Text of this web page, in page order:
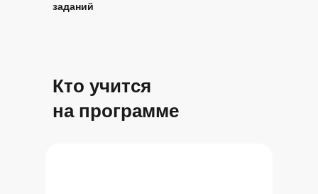
заданий
Кто учится
на программе